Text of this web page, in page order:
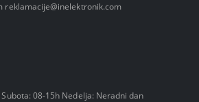
reklamacije@inelektronik.com
08-15h Nedelja: Neradni dan